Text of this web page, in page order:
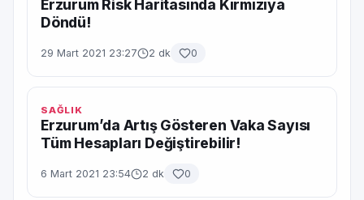
Erzurum Risk Haritasında Kırmızıya
Döndü!
29 Mart 2021 23:27 2 dk 0
SAĞLIK
Erzurum’da Artış Gösteren Vaka Sayısı
Tüm Hesapları Değiştirebilir!
6 Mart 2021 23:54 2 dk 0